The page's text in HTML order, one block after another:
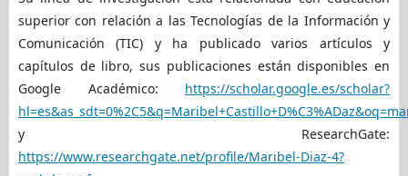
superior con relación a las Tecnologías de la Información y
Comunicación (TIC) y ha publicado varios artículos y
capítulos de libro, sus publicaciones están disponibles en
Google Académico: https://scholar.google.es/scholar?
y ResearchGate:
https://www.researchgate.net/profile/Maribel-Diaz-4?